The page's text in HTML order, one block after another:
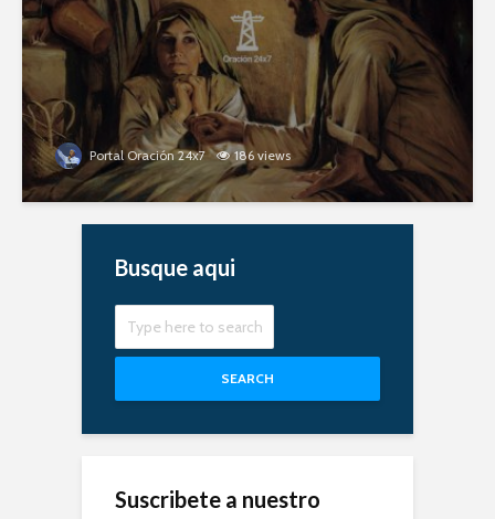
Portal Oración 24x7 186 views
Busque aqui
SEARCH
Suscribete a nuestro